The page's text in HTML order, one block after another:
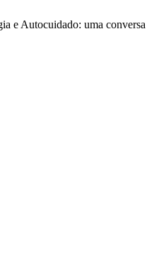
e Autocuidado: uma